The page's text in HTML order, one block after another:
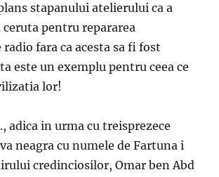
stapanului atelierului ca a
pentru repararea
fara ca acesta sa fi fost
este un exemplu pentru ceea ce
lor!
adica in urma cu treisprezece
neagra cu numele de Fartuna i
credinciosilor, Omar ben Abd